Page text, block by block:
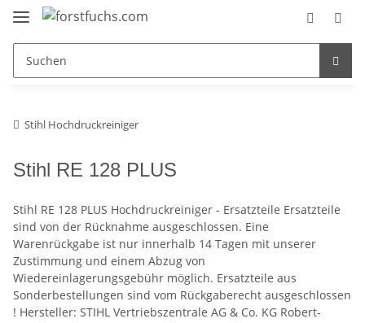
Stihl Hochdruckreiniger
Stihl RE 128 PLUS
Stihl RE 128 PLUS Hochdruckreiniger - Ersatzteile Ersatzteile
sind von der Rücknahme ausgeschlossen. Eine
Warenrückgabe ist nur innerhalb 14 Tagen mit unserer
Zustimmung und einem Abzug von
Wiedereinlagerungsgebühr möglich. Ersatzteile aus
Sonderbestellungen sind vom Rückgaberecht ausgeschlossen
! Hersteller: STIHL Vertriebszentrale AG & Co. KG Robert-